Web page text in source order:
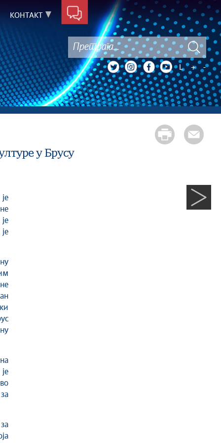
КОНТАКТ
L + -
у Брусу